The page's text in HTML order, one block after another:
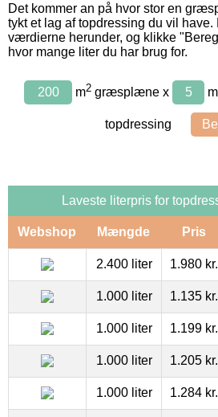
Det kommer an på hvor stor en
tykt et lag af topdressing du vil
værdierne herunder, og klikke
hvor mange liter du har brug for.
m2 græsplæne x
topdressing
Laveste literpris for
Webshop Mængde Pris
2.400 liter 1.980 kr.
1.000 liter 1.135 kr.
1.000 liter 1.199 kr.
1.000 liter 1.205 kr.
1.000 liter 1.284 kr.